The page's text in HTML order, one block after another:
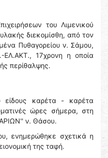
του Λιμενικού
διεκομίσθη, από τον
Πυθαγορείου ν. Σάμου,
ΕΛ.ΑΚΤ., 17χρονη η οποία
περίθαλψης.
είδους καρέτα - καρέτα
ώρες σήμερα, στη
ν. Θάσου.
ενημερώθηκε σχετικά η
της ταφή.